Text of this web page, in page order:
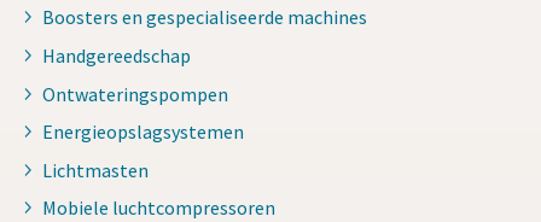
Boosters en gespecialiseerde machines
Handgereedschap
Ontwateringspompen
Energieopslagsystemen
Lichtmasten
Mobiele luchtcompressoren